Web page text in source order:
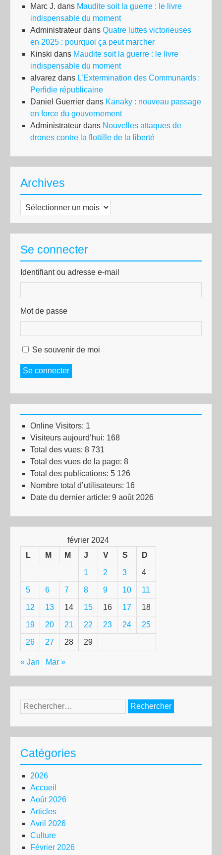
Marc J. dans Maudite soit la guerre : le livre
indispensable du moment
Administrateur dans Quatre luttes victorieuses
en 2025 : pourquoi ça peut marcher
Kinski dans Maudite soit la guerre : le livre
indispensable du moment
alvarez dans L’Extermination des Communards :
Perfidie républicaine
Daniel Guerrier dans Kanaky : nouveau passage
en force du gouvernement
Administrateur dans Nouvelles attaques de
drones contre la flottille de la liberté
Archives
Archives
Se connecter
Identifiant ou adresse e-mail
Mot de passe
Se souvenir de moi
Se connecter
Online Visitors: 1
Visiteurs aujourd’hui: 168
Total des vues: 8 731
Total des vues de la page: 8
Total des publications: 5 126
Nombre total d’utilisateurs: 16
Date du dernier article: 9 août 2026
février 2024
L
M M J V S D
1 2 3 4
5 6 7 8 9 10 11
12 13 14 15 16 17 18
19 20 21 22 23 24 25
26 27 28 29
« Jan Mar »
Rechercher :
Catégories
2026
Accueil
Août 2026
Articles
Avril 2026
Culture
Février 2026